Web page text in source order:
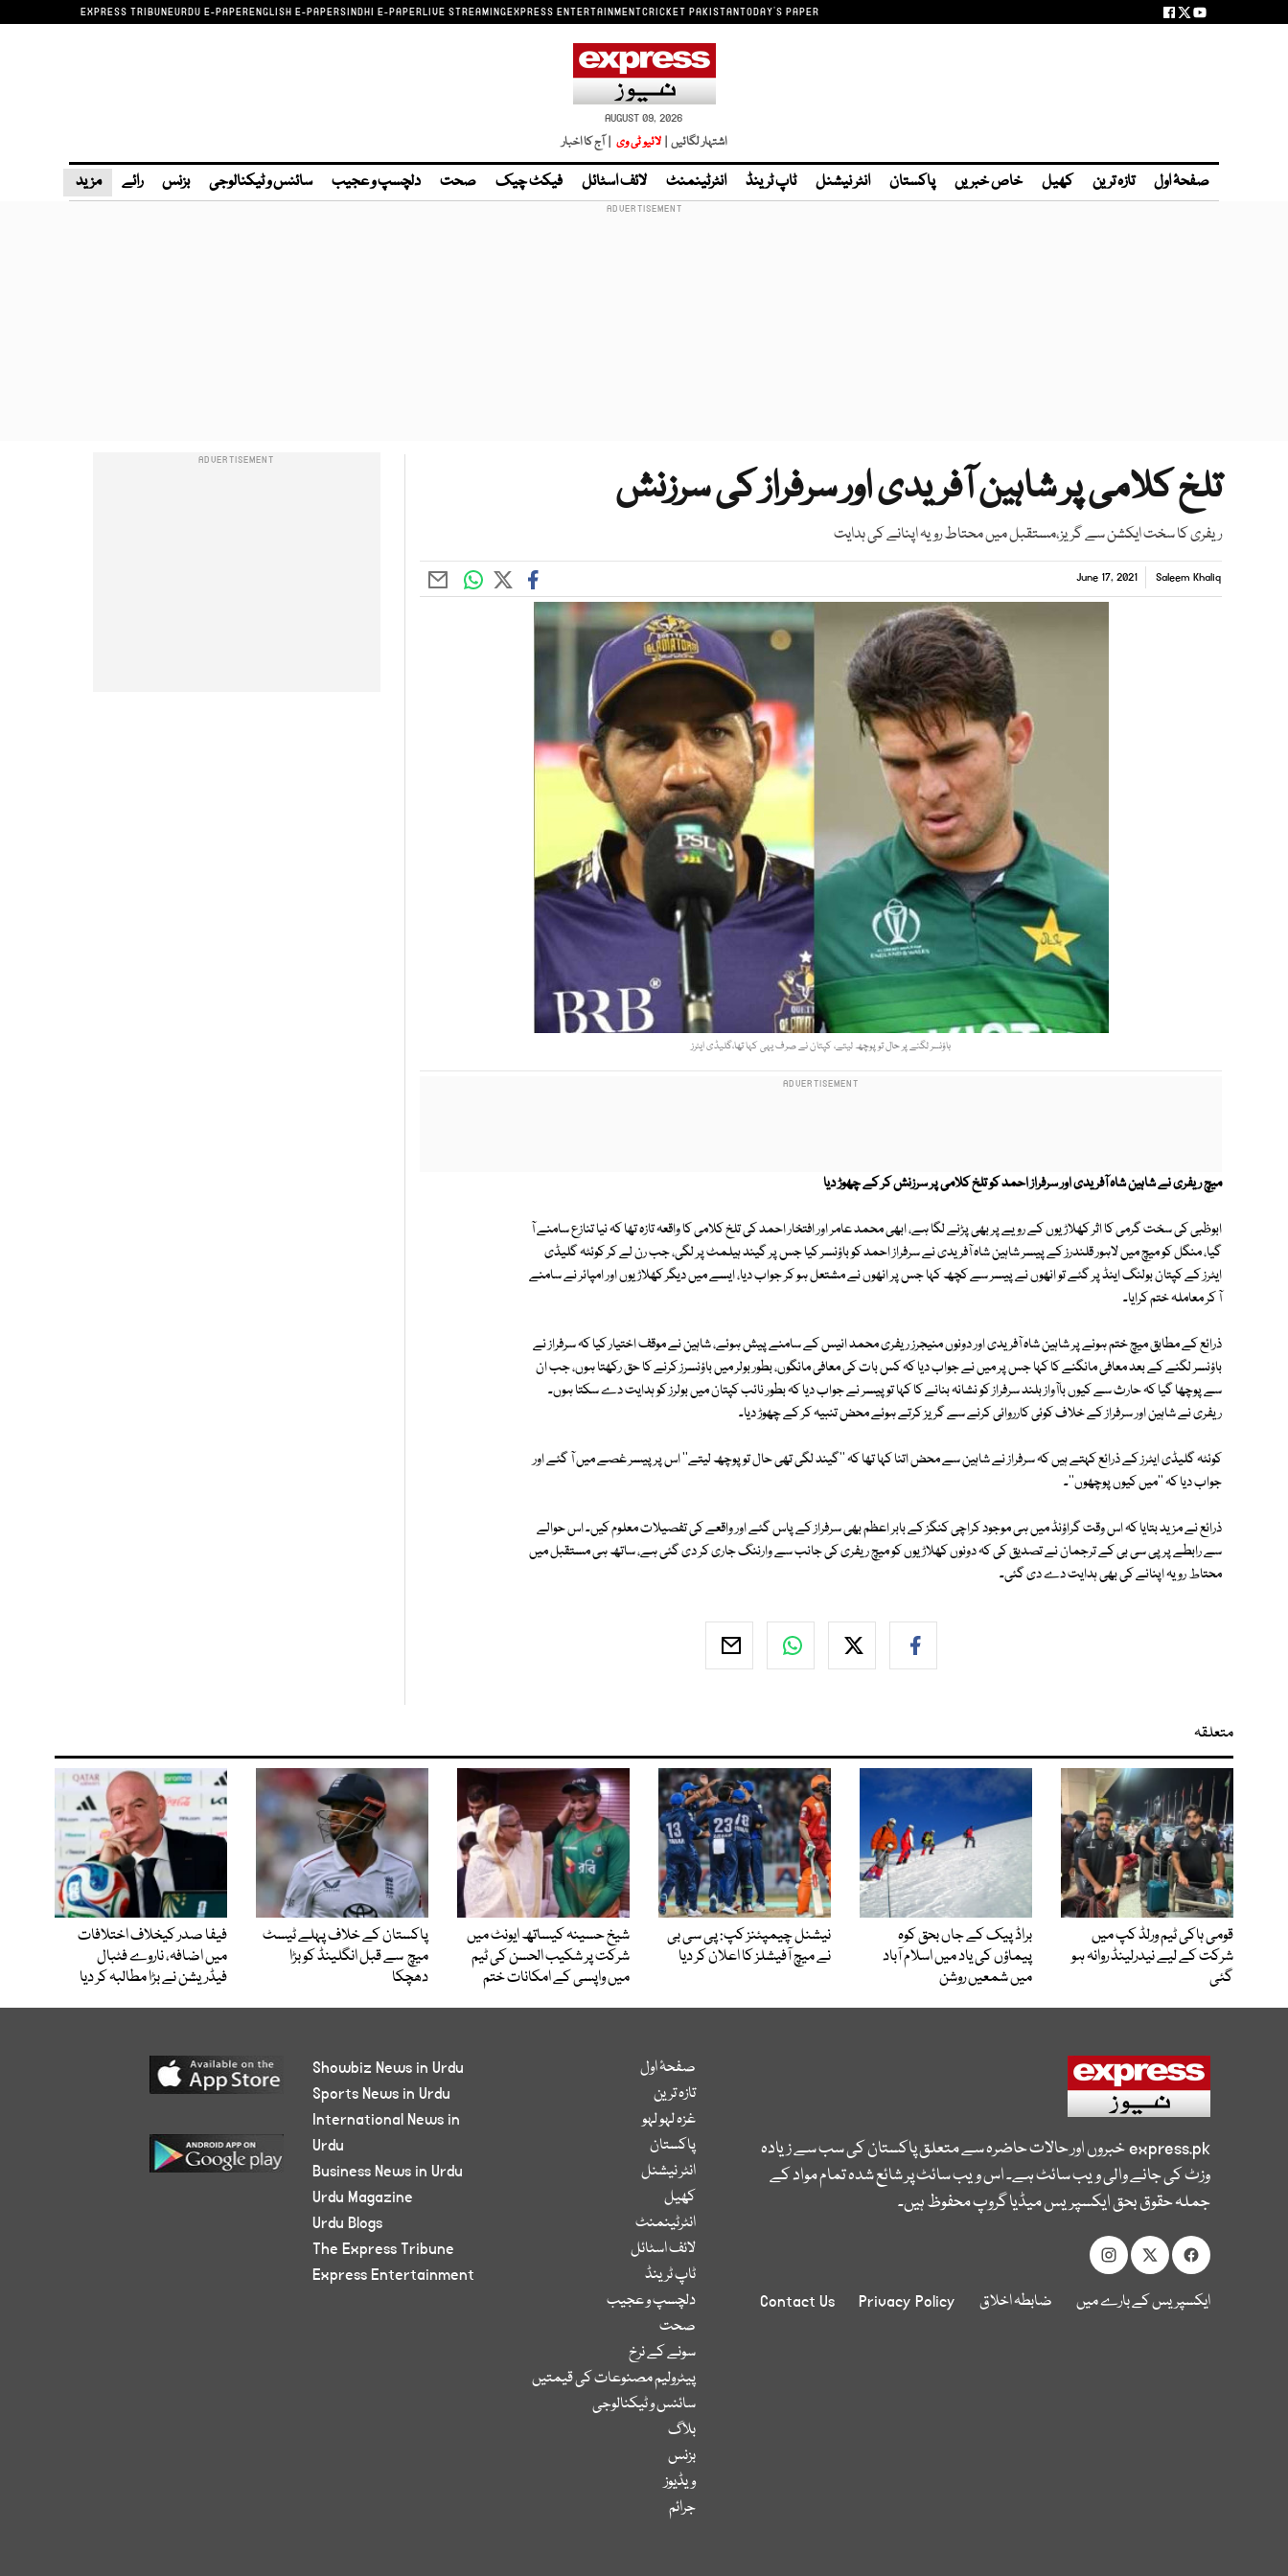
EXPRESS TRIBUNEURDU E-PAPERENGLISH E-PAPERSINDHI E-PAPERLIVE STREAMINGEXPRESS ENTERTAINMENTCRICKET PAKISTANTODAY'S PAPER
AUGUST 09, 2026
اشتہار لگائیں | لائیو ٹی وی | آج کا اخبار
صفحۂ اول تازہ ترین کھیل خاص خبریں پاکستان انٹر نیشنل ٹاپ ٹرینڈ انٹرٹینمنٹ لائف اسٹائل فیکٹ چیک صحت دلچسپ و عجیب سائنس و ٹیکنالوجی بزنس رائے مزید
تلخ کلامی پر شاہین آفریدی اور سرفراز کی سرزنش
ریفری کا سخت ایکشن سے گریز،مستقبل میں محتاط رویہ اپنانے کی ہدایت
Saleem Khaliq
June 17, 2021
باؤنسر لگنے پر حال تو پوچھ لیتے، کپتان نے صرف یہی کہا تھا،گلیڈی ایٹرز
میچ ریفری نے شاہین شاہ آفریدی اور سرفراز احمد کو تلخ کلامی پر سرزنش کر کے چھوڑ دیا
ابوظبی کی سخت گرمی کا اثر کھلاڑیوں کے رویے پر بھی پڑنے لگا ہے، ابھی محمد عامر اور افتخار احمد کی تلخ کلامی کا واقعہ تازہ تھا کہ نیا تنازع سامنے آ
گیا، منگل کو میچ میں لاہور قلندرز کے پیسر شاہین شاہ آفریدی نے سرفراز احمد کو باؤنسر کیا جس پر گیند ہیلمٹ پر لگی، جب رن لے کر کوئٹہ گلیڈی
ایٹرز کے کپتان بولنگ اینڈ پر گئے تو انھوں نے پیسر سے کچھ کہا جس پر انھوں نے مشتعل ہو کر جواب دیا، ایسے میں دیگر کھلاڑیوں اور امپائر نے سامنے
آ کر معاملہ ختم کرایا۔
ذرائع کے مطابق میچ ختم ہونے پر شاہین شاہ آفریدی اور دونوں منیجرز ریفری محمد انیس کے سامنے پیش ہوئے، شاہین نے موقف اختیار کیا کہ سرفراز نے
باؤنسر لگنے کے بعد معافی مانگنے کا کہا جس پر میں نے جواب دیا کہ کس بات کی معافی مانگوں، بطور بولر میں باؤنسرز کرنے کا حق رکھتا ہوں، جب ان
سے پوچھا گیا کہ حارث سے کیوں باآواز بلند سرفراز کو نشانہ بنانے کا کہا توپیسر نے جواب دیا کہ بطور نائب کپتان میں بولرز کو ہدایت دے سکتا ہوں۔
ریفری نے شاہین اور سرفراز کے خلاف کوئی کارروائی کرنے سے گریز کرتے ہوئے محض تنبیہ کر کے چھوڑ دیا۔
کوئٹہ گلیڈی ایٹرز کے ذرائع کہتے ہیں کہ سرفراز نے شاہین سے محض اتنا کہا تھا کہ ''گیند لگی تھی حال تو پوچھ لیتے'' اس پر پیسر غصے میں آ گئے اور
جواب دیا کہ ''میں کیوں پوچھوں''۔
ذرائع نے مزید بتایا کہ اس وقت گراؤنڈ میں ہی موجود کراچی کنگز کے بابر اعظم بھی سرفراز کے پاس گئے اور واقعے کی تفصیلات معلوم کیں۔ اس حوالے
سے رابطے پر پی سی بی کے ترجمان نے تصدیق کی کہ دونوں کھلاڑیوں کو میچ ریفری کی جانب سے وارننگ جاری کر دی گئی ہے، ساتھ ہی مستقبل میں
محتاط رویہ اپنانے کی بھی ہدایت دے دی گئی۔
متعلقہ
قومی ہاکی ٹیم ورلڈ کپ میں
شرکت کے لیے نیدرلینڈ روانہ ہو
گئی
براڈ پیک کے جاں بحق کوہ
پیماؤں کی یاد میں اسلام آباد
میں شمعیں روشن
نیشنل چیمپئنز کپ: پی سی بی
نے میچ آفیشلز کا اعلان کر دیا
شیخ حسینہ کیساتھ ایونٹ میں
شرکت پر شکیب الحسن کی ٹیم
میں واپسی کے امکانات ختم
پاکستان کے خلاف پہلے ٹیسٹ
میچ سے قبل انگلینڈ کو بڑا
دھچکا
فیفا صدر کیخلاف اختلافات
میں اضافہ، ناروے فٹبال
فیڈریشن نے بڑا مطالبہ کر دیا
express.pkخبروں اور حالات حاضرہ سے متعلق پاکستان کی سب سے زیادہ
وزٹ کی جانے والی ویب سائٹ ہے۔ اس ویب سائٹ پر شائع شدہ تمام مواد کے
جملہ حقوق بحق ایکسپریس میڈیا گروپ محفوظ ہیں۔
ایکسپریس کے بارے میں ضابطہ اخلاق Privacy Policy
Contact Us
صفحۂ اول
تازہ ترین
غزہ لہو لہو
پاکستان
انٹر نیشنل
کھیل
انٹرٹینمنٹ
لائف اسٹائل
ٹاپ ٹرینڈ
دلچسپ و عجیب
صحت
سونے کے نرخ
پیٹرولیم مصنوعات کی قیمتیں
سائنس و ٹیکنالوجی
بلاگ
بزنس
ویڈیوز
جرائم
Showbiz News in Urdu
Sports News in Urdu
International News in
Urdu
Business News in Urdu
Urdu Magazine
Urdu Blogs
The Express Tribune
Express Entertainment